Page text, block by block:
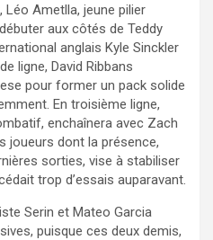
Léo Ametlla, jeune pilier
aux côtés de Teddy
anglais Kyle Sinckler
ligne, David Ribbans
pour former un pack solide
En troisième ligne,
enchaînera avec Zach
joueurs dont la présence,
sorties, vise à stabiliser
trop d’essais auparavant.​
Serin et Mateo Garcia
puisque ces deux demis,